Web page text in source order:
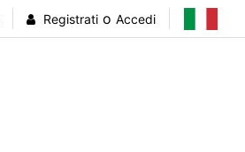
Registrati o Accedi